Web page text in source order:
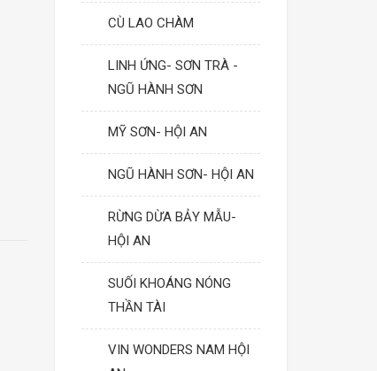
CÙ LAO CHÀM
LINH ỨNG- SƠN TRÀ -
NGŨ HÀNH SƠN
MỸ SƠN- HỘI AN
NGŨ HÀNH SƠN- HỘI AN
RỪNG DỪA BẢY MẪU-
HỘI AN
SUỐI KHOÁNG NÓNG
THẦN TÀI
VIN WONDERS NAM HỘI